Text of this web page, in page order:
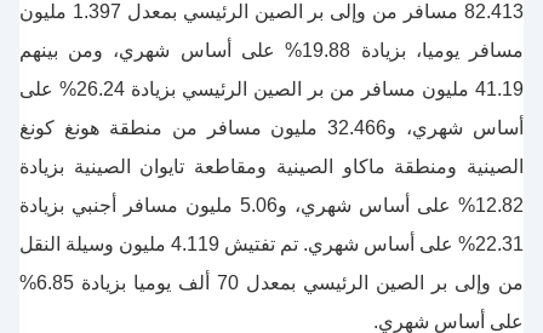
82.413 مسافر من وإلى بر الصين الرئيسي بمعدل 1.397 مليون
مسافر يوميا، بزيادة 19.88% على أساس شهري، ومن بينهم
41.19 مليون مسافر من بر الصين الرئيسي بزيادة 26.24% على
أساس شهري، و32.466 مليون مسافر من منطقة هونغ كونغ
الصينية ومنطقة ماكاو الصينية ومقاطعة تايوان الصينية بزيادة
12.82% على أساس شهري، و5.06 مليون مسافر أجنبي بزيادة
22.31% على أساس شهري. تم تفتيش 4.119 مليون وسيلة النقل
من وإلى بر الصين الرئيسي بمعدل 70 ألف يوميا بزيادة 6.85%
على أساس شهري.